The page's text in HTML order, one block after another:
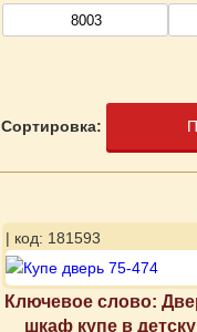
Сортировка:
| код: 181593
Ключевое слово:
шкаф купе в